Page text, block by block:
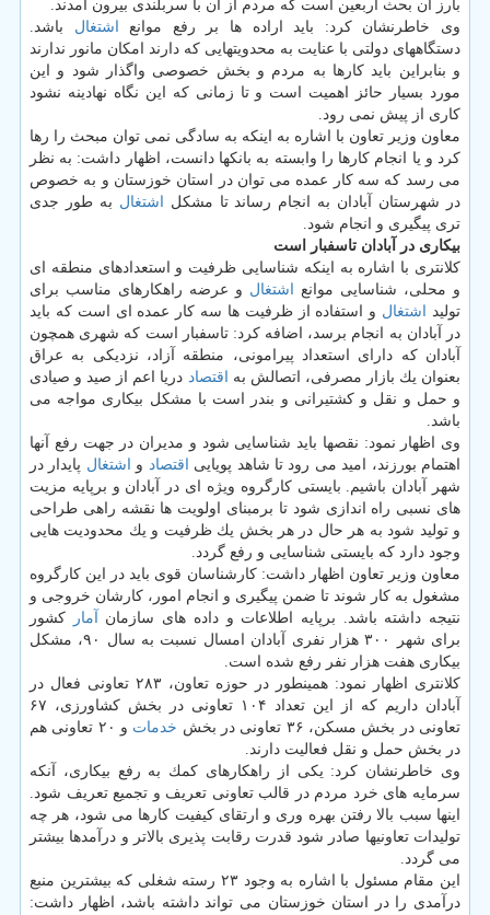
بارز آن بحث اربعین است كه مردم از آن با سربلندی بیرون آمدند.
وی خاطرنشان كرد: باید اراده ها بر رفع موانع
اشتغال باشد.
دستگاههای دولتی با عنایت به محدویتهایی كه دارند امكان مانور ندارند
و بنابراین باید كارها به مردم و بخش خصوصی واگذار شود و این
مورد بسیار حائز اهمیت است و تا زمانی كه این نگاه نهادینه نشود
كاری از پیش نمی رود.
معاون وزیر تعاون با اشاره به اینكه به سادگی نمی توان مبحث را رها
كرد و یا انجام كارها را وابسته به بانكها دانست، اظهار داشت: به نظر
می رسد كه سه كار عمده می توان در استان خوزستان و به خصوص
در شهرستان آبادان به انجام رساند تا مشكل
اشتغال به طور جدی
تری پیگیری و انجام شود.
بیكاری در آبادان تاسفبار است
كلانتری با اشاره به اینكه شناسایی ظرفیت و استعدادهای منطقه ای
و محلی، شناسایی موانع
اشتغال و عرضه راهكارهای مناسب برای
تولید
اشتغال و استفاده از ظرفیت ها سه كار عمده ای است كه باید
در آبادان به انجام برسد، اضافه كرد: تاسفبار است كه شهری همچون
آبادان كه دارای استعداد پیرامونی، منطقه آزاد، نزدیكی به عراق
بعنوان یك بازار مصرفی، اتصالش به
اقتصاد دریا اعم از صید و صیادی
و حمل و نقل و كشتیرانی و بندر است با مشكل بیكاری مواجه می
باشد.
وی اظهار نمود: نقصها باید شناسایی شود و مدیران در جهت رفع آنها
اهتمام بورزند، امید می رود تا شاهد پویایی
اقتصاد و اشتغال پایدار در
شهر آبادان باشیم. بایستی كارگروه ویژه ای در آبادان و برپایه مزیت
های نسبی راه اندازی شود تا برمبنای اولویت ها نقشه راهی طراحی
و تولید شود به هر حال در هر بخش یك ظرفیت و یك محدودیت هایی
وجود دارد كه بایستی شناسایی و رفع گردد.
معاون وزیر تعاون اظهار داشت: كارشناسان قوی باید در این كارگروه
مشغول به كار شوند تا ضمن پیگیری و انجام امور، كارشان خروجی و
نتیجه داشته باشد. برپایه اطلاعات و داده های سازمان
آمار
كشور
برای شهر ۳۰۰ هزار نفری آبادان امسال نسبت به سال ۹۰، مشكل
بیكاری هفت هزار نفر رفع شده است.
كلانتری اظهار نمود: همینطور در حوزه تعاون، ۲۸۳ تعاونی فعال در
آبادان داریم كه از این تعداد ۱۰۴ تعاونی در بخش كشاورزی، ۶۷
تعاونی در بخش مسكن، ۳۶ تعاونی در بخش
خدمات
و ۲۰ تعاونی هم
در بخش حمل و نقل فعالیت دارند.
وی خاطرنشان كرد: یكی از راهكارهای كمك به رفع بیكاری، آنكه
سرمایه های خرد مردم در قالب تعاونی تعریف و تجمیع تعریف شود.
اینها سبب بالا رفتن بهره وری و ارتقای كیفیت كارها می شود، هر چه
تولیدات تعاونیها صادر شود قدرت رقابت پذیری بالاتر و درآمدها بیشتر
می گردد.
این مقام مسئول با اشاره به وجود ۲۳ رسته شغلی كه بیشترین منبع
درآمدی را در استان خوزستان می تواند داشته باشد، اظهار داشت: